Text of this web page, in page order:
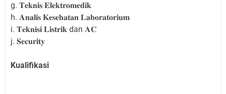
g. 𝐓𝐞𝐤𝐧𝐢𝐬 𝐄𝐥𝐞𝐤𝐭𝐫𝐨𝐦𝐞𝐝𝐢𝐤
h. 𝐀𝐧𝐚𝐥𝐢𝐬 𝐊𝐞𝐬𝐞𝐡𝐚𝐭𝐚𝐧 𝐋𝐚𝐛𝐨𝐫𝐚𝐭𝐨𝐫𝐢𝐮𝐦
i. 𝐓𝐞𝐤𝐧𝐢𝐬𝐢 𝐋𝐢𝐬𝐭𝐫𝐢𝐤 dan 𝐀𝐂
j. 𝐒𝐞𝐜𝐮𝐫𝐢𝐭𝐲
Kualifikasi